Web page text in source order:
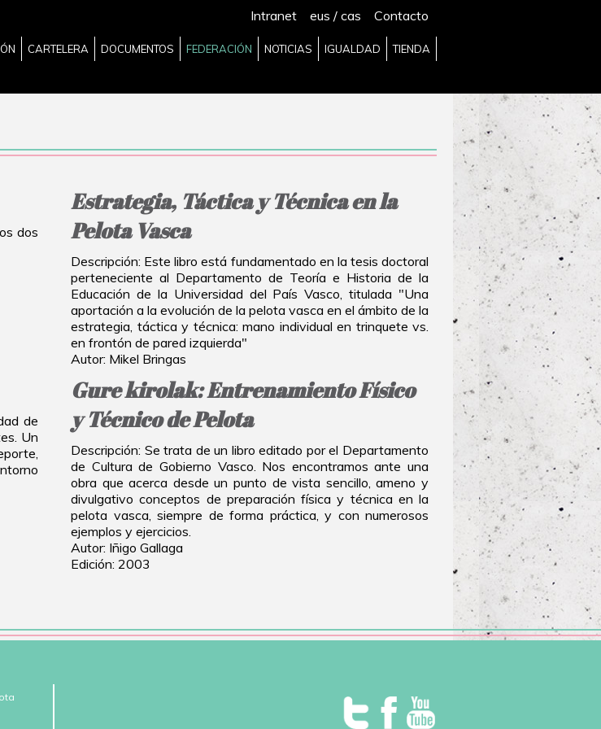
Intranet eus / cas Contacto
CARTELERA DOCUMENTOS FEDERACIÓN NOTICIAS IGUALDAD TIENDA
dos
de
Un
Estrategia, Táctica y Técnica en la
Pelota Vasca
Descripción: Este libro está fundamentado en la tesis doctoral
perteneciente al Departamento de Teoría e Historia de la
Educación de la Universidad del País Vasco, titulada "Una
aportación a la evolución de la pelota vasca en el ámbito de la
estrategia, táctica y técnica: mano individual en trinquete vs.
en frontón de pared izquierda"
Autor: Mikel Bringas
Gure kirolak: Entrenamiento Físico
y Técnico de Pelota
Descripción: Se trata de un libro editado por el Departamento
de Cultura de Gobierno Vasco. Nos encontramos ante una
obra que acerca desde un punto de vista sencillo, ameno y
divulgativo conceptos de preparación física y técnica en la
pelota vasca, siempre de forma práctica, y con numerosos
ejemplos y ejercicios.
Autor: Iñigo Gallaga
Edición: 2003